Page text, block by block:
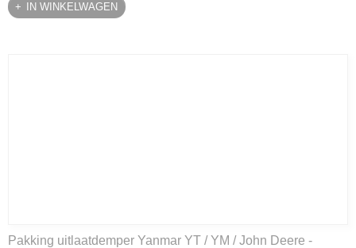
IN WINKELWAGEN
Pakking uitlaatdemper Yanmar YT / YM / John Deere -